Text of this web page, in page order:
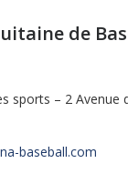
de
sports – 2 Avenue
baseball.com